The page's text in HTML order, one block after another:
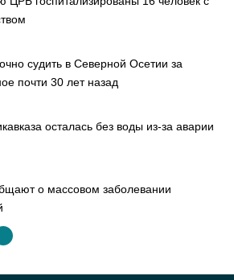
судить в Северной Осетии за
почти 30 лет назад
осталась без воды из-за аварии
о массовом заболевании